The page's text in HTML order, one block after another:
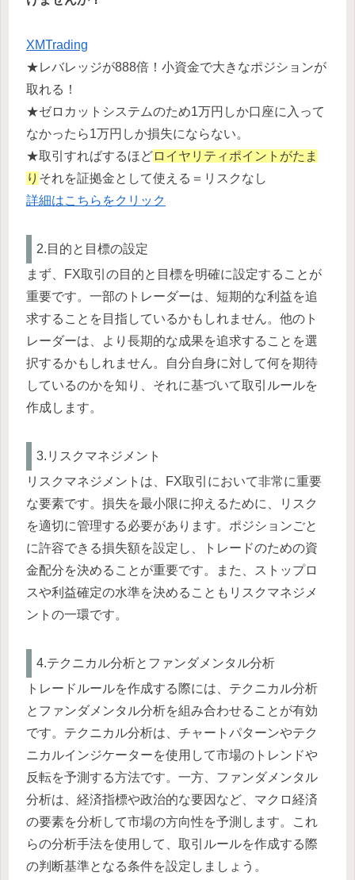
XMTrading
★レバレッジが888倍！小資金で大きなポジションが
取れる！
★ゼロカットシステムのため1万円しか口座に入って
なかったら1万円しか損失にならない。
★取引すればするほどロイヤリティポイントがたま
り それを証拠金として使える＝リスクなし
詳細はこちらをクリック
2.目的と目標の設定
まず、FX取引の目的と目標を明確に設定することが
重要です。一部のトレーダーは、短期的な利益を追
求することを目指しているかもしれません。他のト
レーダーは、より長期的な成果を追求することを選
択するかもしれません。自分自身に対して何を期待
しているのかを知り、それに基づいて取引ルールを
作成します。
3.リスクマネジメント
リスクマネジメントは、FX取引において非常に重要
な要素です。損失を最小限に抑えるために、リスク
を適切に管理する必要があります。ポジションごと
に許容できる損失額を設定し、トレードのための資
金配分を決めることが重要です。また、ストップロ
スや利益確定の水準を決めることもリスクマネジメ
ントの一環です。
4.テクニカル分析とファンダメンタル分析
トレードルールを作成する際には、テクニカル分析
とファンダメンタル分析を組み合わせることが有効
です。テクニカル分析は、チャートパターンやテク
ニカルインジケーターを使用して市場のトレンドや
反転を予測する方法です。一方、ファンダメンタル
分析は、経済指標や政治的な要因など、マクロ経済
の要素を分析して市場の方向性を予測します。これ
らの分析手法を使用して、取引ルールを作成する際
の判断基準となる条件を設定しましょう。